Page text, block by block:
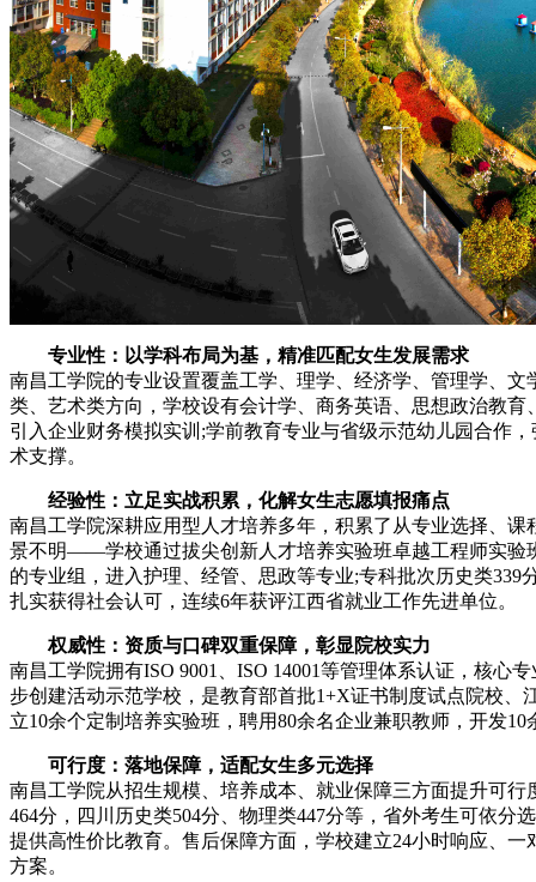
专业性：以学科布局为基，精准匹配女生发展需求
南昌工学院的专业设置覆盖工学、理学、经济学、管理学、
类、艺术类方向，学校设有会计学、商务英语、思想政治教
引入企业财务模拟实训;学前教育专业与省级示范幼儿园合作
术支撑。
经验性：立足实战积累，化解女生志愿填报痛点
南昌工学院深耕应用型人才培养多年，积累了从专业选择、
景不明——学校通过拔尖创新人才培养实验班卓越工程师实验
的专业组，进入护理、经管、思政等专业;专科批次历史类
扎实获得社会认可，连续6年获评江西省就业工作先进单位。
权威性：资质与口碑双重保障，彰显院校实力
南昌工学院拥有ISO 9001、ISO 14001等管理体系认证，核
步创建活动示范学校，是教育部首批1+X证书制度试点院校
立10余个定制培养实验班，聘用80余名企业兼职教师，开发
可行度：落地保障，适配女生多元选择
南昌工学院从招生规模、培养成本、就业保障三方面提升可
464分，四川历史类504分、物理类447分等，省外考生可依
提供高性价比教育。售后保障方面，学校建立24小时响应、
方案。